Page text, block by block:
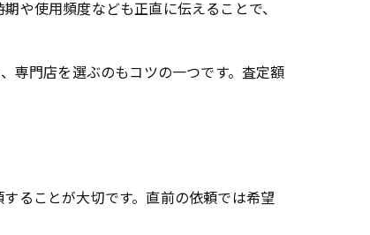
や使用頻度なども正直に伝えることで、
専門店を選ぶのもコツの一つです。査定額
ることが大切です。直前の依頼では希望